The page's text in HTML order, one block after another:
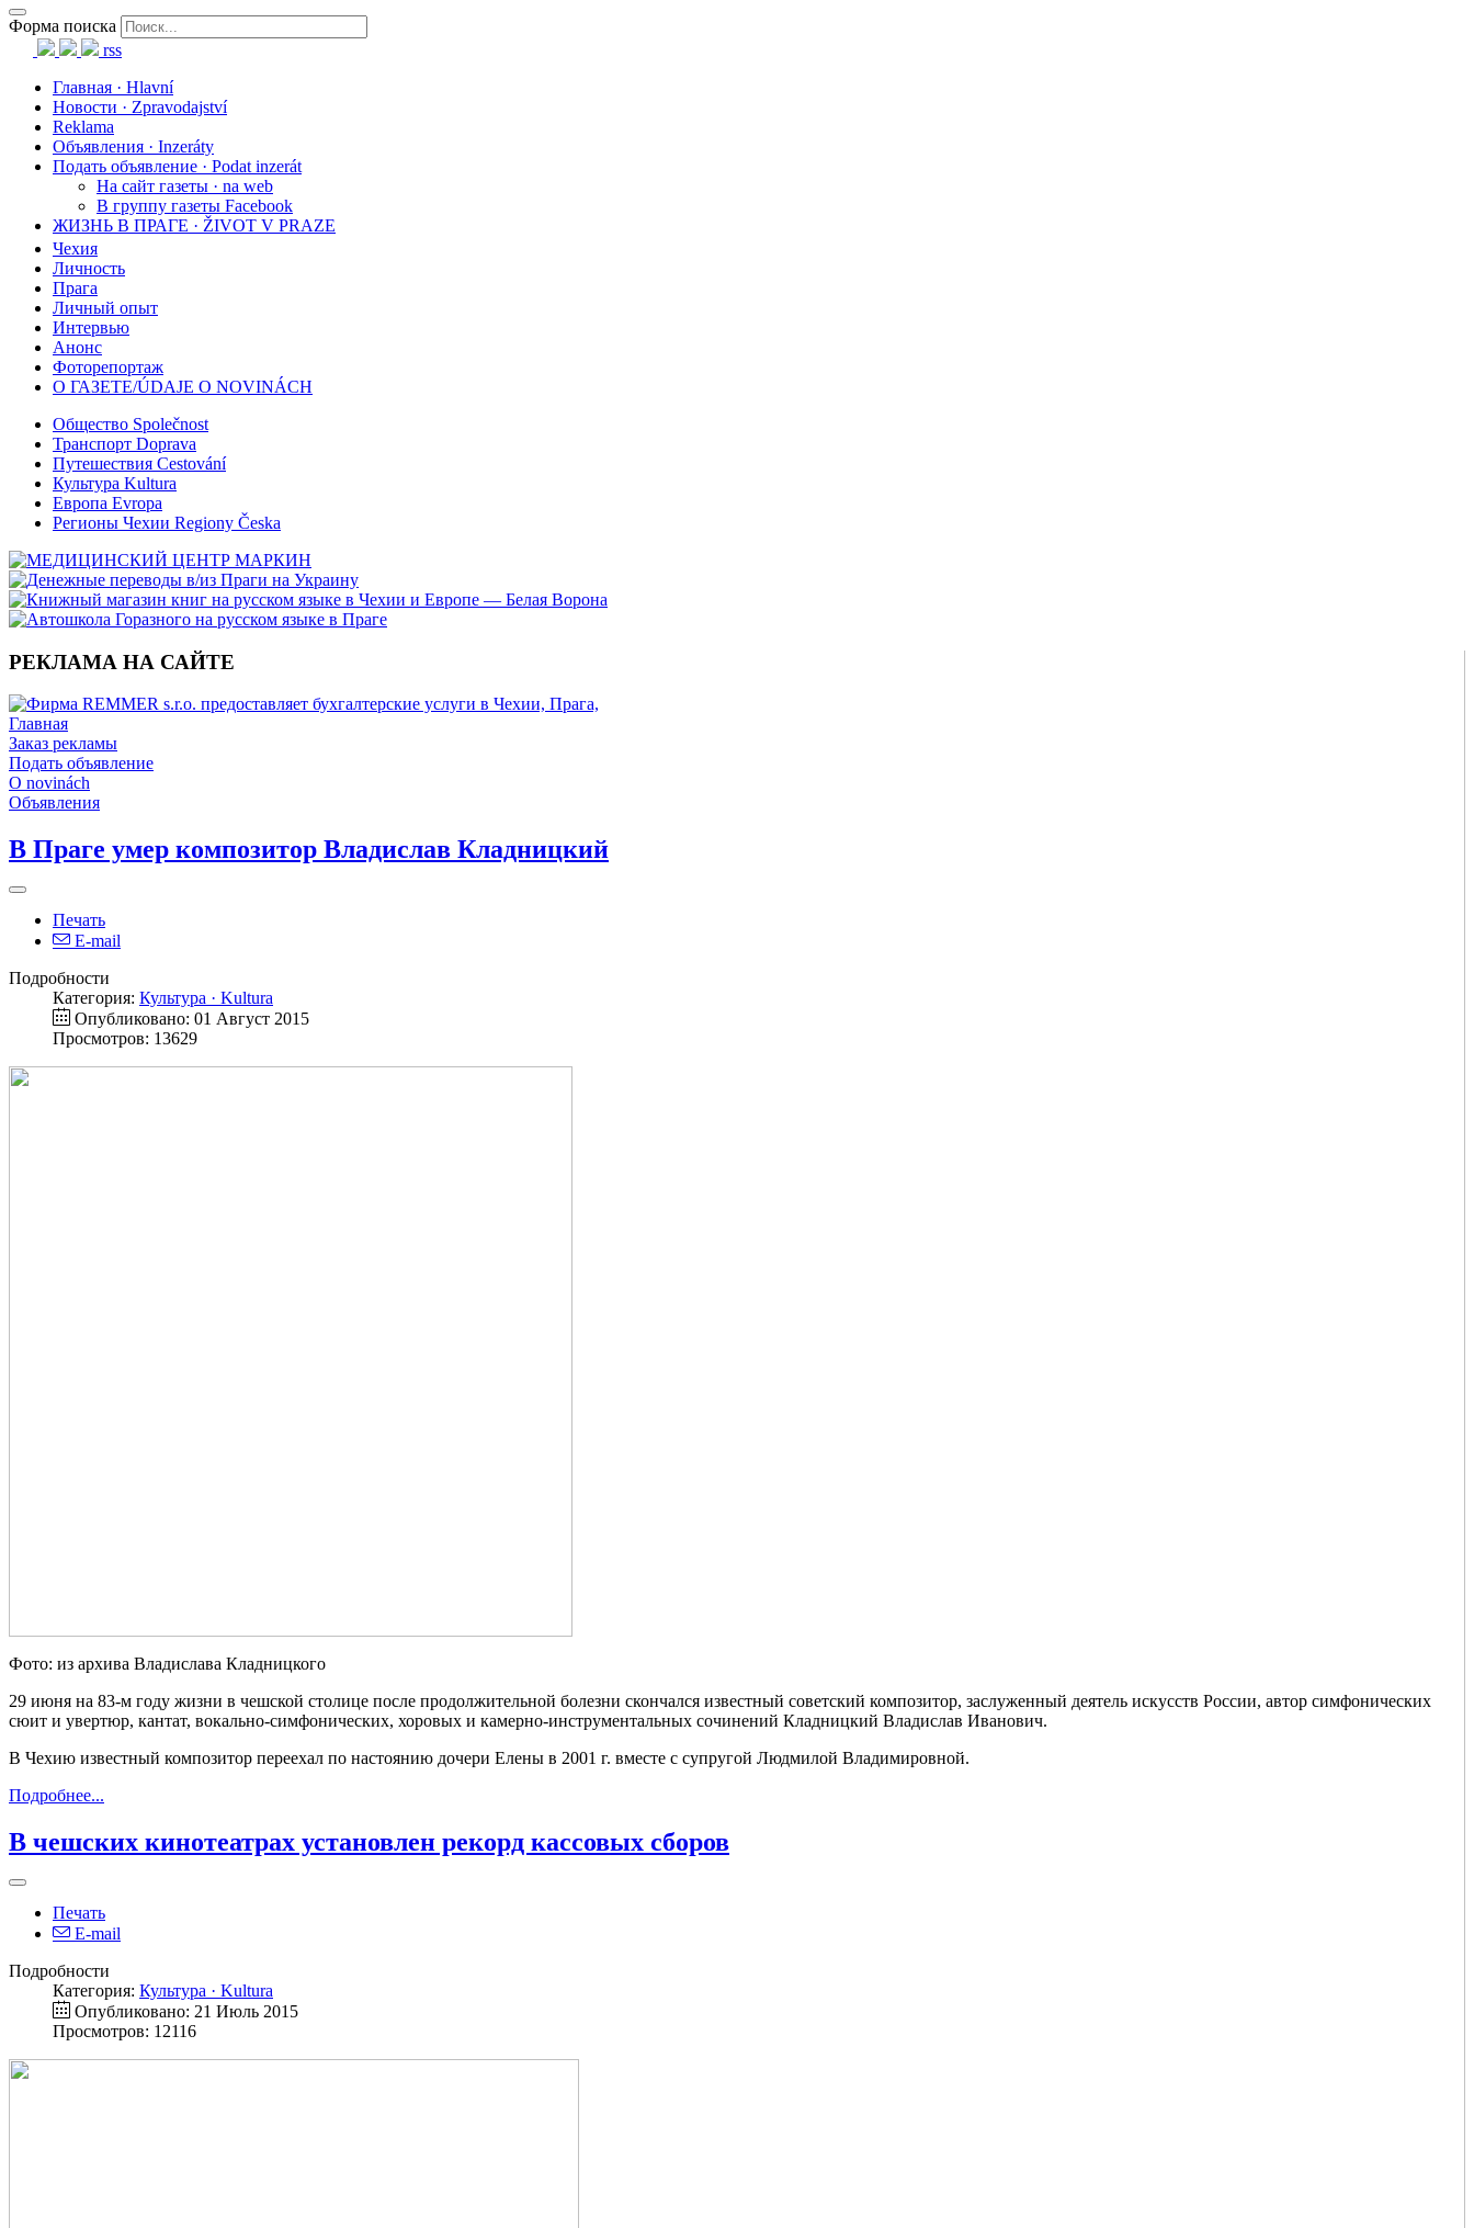
Форма поиска
rss
Главная · Hlavní
Новости · Zpravodajství
Reklama
Объявления · Inzeráty
Подать объявление · Podat inzerát
На сайт газеты · na web
В группу газеты Facebook
ЖИЗНЬ В ПРАГЕ · ŽIVOT V PRAZE
Чехия
Личность
Прага
Личный опыт
Интервью
Анонс
Фоторепортаж
О ГАЗЕТЕ/ÚDAJE O NOVINÁCH
Общество Společnost
Транспорт Doprava
Путешествия Cestování
Культура Kultura
Европа Evropa
Регионы Чехии Regiony Česka
РЕКЛАМА НА САЙТЕ
Главная
Заказ рекламы
Подать объявление
O novinách
Объявления
В Праге умер композитор Владислав Кладницкий
Печать
E-mail
Подробности
Категория: Культура · Kultura
Опубликовано: 01 Август 2015
Просмотров: 13629
Фото: из архива Владислава Кладницкого
29 июня на 83-м году жизни в чешской столице после продолжительной болезни скончался известный советский композитор, заслуженный деятель искусств России, автор симфонических
сюит и увертюр, кантат, вокально-симфонических, хоровых и камерно-инструментальных сочинений Кладницкий Владислав Иванович.
В Чехию известный композитор переехал по настоянию дочери Елены в 2001 г. вместе с супругой Людмилой Владимировной.
Подробнее...
В чешских кинотеатрах установлен рекорд кассовых сборов
Печать
E-mail
Подробности
Категория: Культура · Kultura
Опубликовано: 21 Июль 2015
Просмотров: 12116